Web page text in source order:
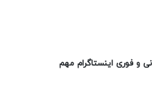
و فوری اینستاگرام مهم